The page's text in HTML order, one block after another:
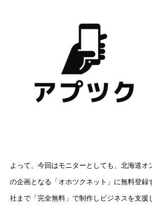
よって、今回はモニターとしても、北海道オ
の企画となる「オホツクネット」に無料登録
社まで「完全無料」で制作しビジネスを支援